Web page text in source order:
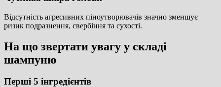
Відсутність агресивних піноутворювачів значно зменшує
ризик подразнення, свербіння та сухості.
На що звертати увагу у складі
шампуню
Перші 5 інгредієнтів